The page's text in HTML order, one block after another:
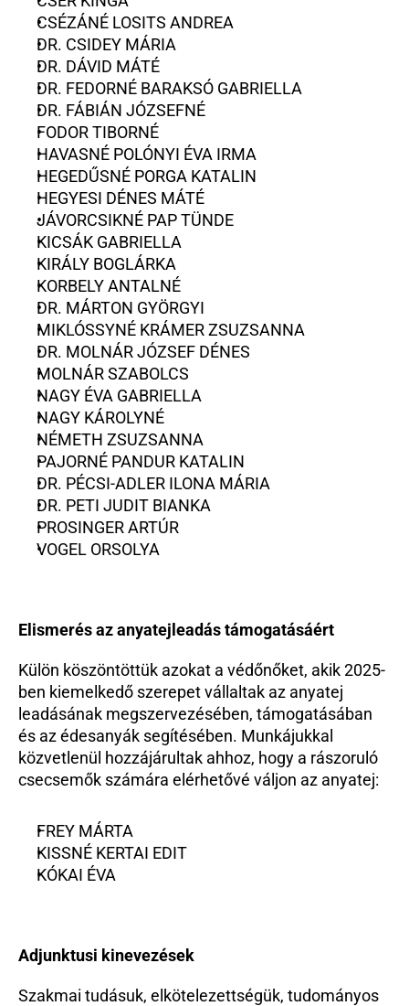
CSÉZÁNÉ LOSITS ANDREA
DR. CSIDEY MÁRIA
DR. DÁVID MÁTÉ
DR. FEDORNÉ BARAKSÓ GABRIELLA
DR. FÁBIÁN JÓZSEFNÉ
FODOR TIBORNÉ
HAVASNÉ POLÓNYI ÉVA IRMA
HEGEDŰSNÉ PORGA KATALIN
HEGYESI DÉNES MÁTÉ
JÁVORCSIKNÉ PAP TÜNDE
KICSÁK GABRIELLA
KIRÁLY BOGLÁRKA
KORBELY ANTALNÉ
DR. MÁRTON GYÖRGYI
MIKLÓSSYNÉ KRÁMER ZSUZSANNA
DR. MOLNÁR JÓZSEF DÉNES
MOLNÁR SZABOLCS
NAGY ÉVA GABRIELLA
NAGY KÁROLYNÉ
NÉMETH ZSUZSANNA
PAJORNÉ PANDUR KATALIN
DR. PÉCSI-ADLER ILONA MÁRIA
DR. PETI JUDIT BIANKA
PROSINGER ARTÚR
VOGEL ORSOLYA
Elismerés az anyatejleadás támogatásáért
Külön köszöntöttük azokat a védőnőket, akik 2025-
ben kiemelkedő szerepet vállaltak az anyatej
leadásának megszervezésében, támogatásában
és az édesanyák segítésében. Munkájukkal
közvetlenül hozzájárultak ahhoz, hogy a rászoruló
csecsemők számára elérhetővé váljon az anyatej:
FREY MÁRTA
KISSNÉ KERTAI EDIT
KÓKAI ÉVA
Adjunktusi kinevezések
Szakmai tudásuk, elkötelezettségük, tudományos